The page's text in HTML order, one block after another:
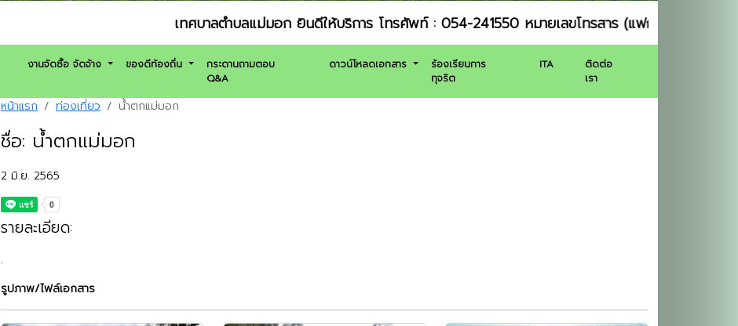
เทศบาลตำบลแม่มอก ยินดีให้บริการ โทรศัพท์ : 054-241550 หมายเลขโทรสาร (แฟกซ์) : 054-241551 งาน
งานจัดซื้อ จัดจ้าง ของดีท้องถิ่น
กระดานถามตอบ
Q&A
ดาวน์โหลดเอกสาร
ร้องเรียนการ
ทุจริต
ITA
ติดต่อ
เรา
หน้าแรก ท่องเที่ยว น้ำตกแม่มอก
ชื่อ: น้ำตกแม่มอก
2 มิ.ย. 2565
รายละเอียด:
.
รูปภาพ/ไฟล์เอกสาร